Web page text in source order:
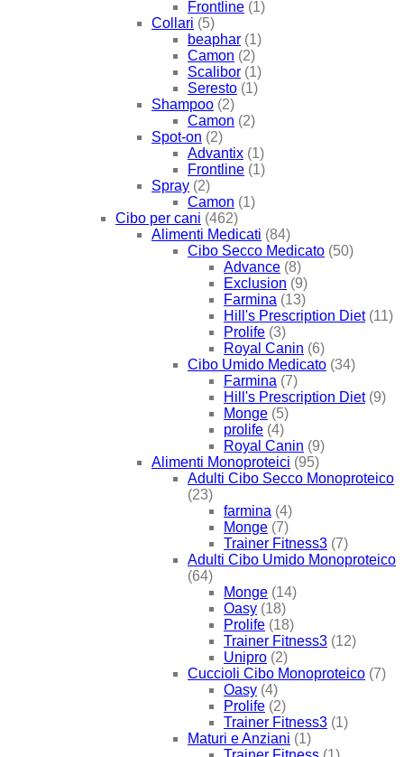
Frontline (1)
Collari (5)
beaphar (1)
Camon (2)
Scalibor (1)
Seresto (1)
Shampoo (2)
Camon (2)
Spot-on (2)
Advantix (1)
Frontline (1)
Spray (2)
Camon (1)
Cibo per cani (462)
Alimenti Medicati (84)
Cibo Secco Medicato (50)
Advance (8)
Exclusion (9)
Farmina (13)
Hill's Prescription Diet (11)
Prolife (3)
Royal Canin (6)
Cibo Umido Medicato (34)
Farmina (7)
Hill's Prescription Diet (9)
Monge (5)
prolife (4)
Royal Canin (9)
Alimenti Monoproteici (95)
Adulti Cibo Secco Monoproteico
(23)
farmina (4)
Monge (7)
Trainer Fitness3 (7)
Adulti Cibo Umido Monoproteico
(64)
Monge (14)
Oasy (18)
Prolife (18)
Trainer Fitness3 (12)
Unipro (2)
Cuccioli Cibo Monoproteico (7)
Oasy (4)
Prolife (2)
Trainer Fitness3 (1)
Maturi e Anziani (1)